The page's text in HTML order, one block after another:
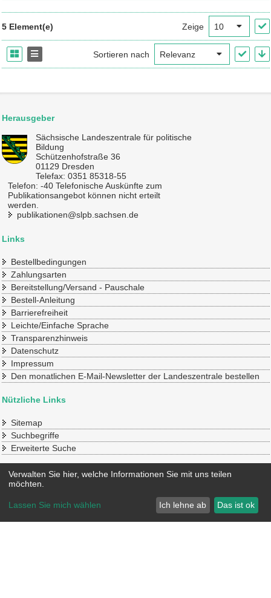
5 Element(e) Zeige
Sortieren nach
Herausgeber
Sächsische Landeszentrale für politische
Bildung
Schützenhofstraße 36
01129 Dresden
Telefax: 0351 85318-55
Telefon: -40 Telefonische Auskünfte zum
Publikationsangebot können nicht erteilt
werden.
publikationen@slpb.sachsen.de
Links
Bestellbedingungen
Zahlungsarten
Bereitstellung/Versand - Pauschale
Bestell-Anleitung
Barrierefreiheit
Leichte/Einfache Sprache
Transparenzhinweis
Datenschutz
Impressum
Den monatlichen E-Mail-Newsletter der Landeszentrale bestellen
Nützliche Links
Sitemap
Suchbegriffe
Erweiterte Suche
Konto
© 2020 SLpB
Verwalten Sie hier, welche Informationen Sie mit uns teilen
möchten.
Lassen Sie mich wählen Ich lehne ab Das ist ok